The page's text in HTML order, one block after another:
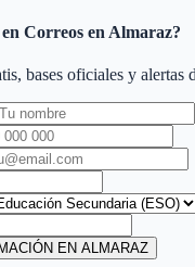
Correos en Almaraz?
bases oficiales y alertas
EN ALMARAZ